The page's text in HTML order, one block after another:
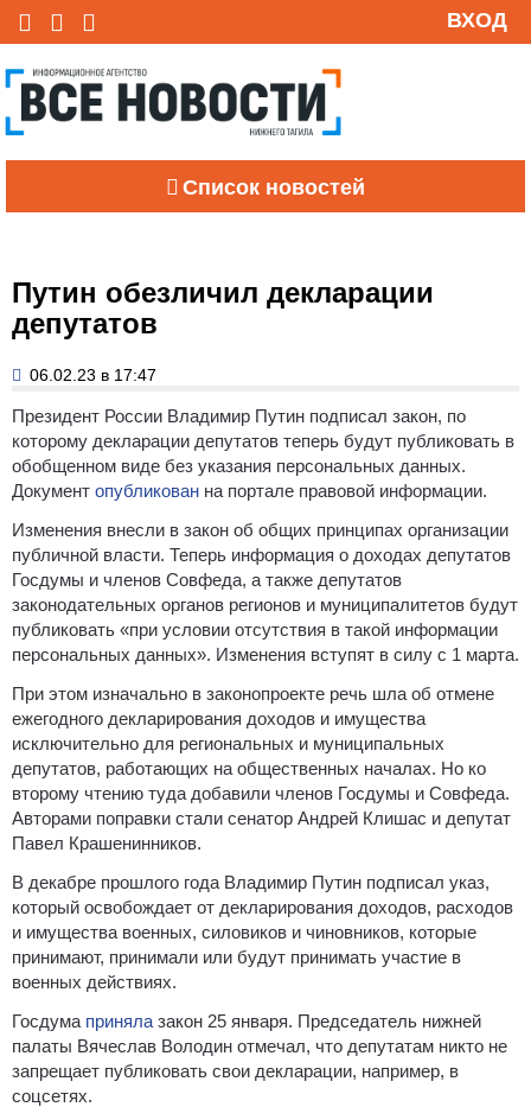
ВХОД
Список новостей
Путин обезличил декларации
депутатов
06.02.23 в 17:47
Президент России Владимир Путин подписал закон, по
которому декларации депутатов теперь будут публиковать в
обобщенном виде без указания персональных данных.
Документ опубликован на портале правовой информации.
Изменения внесли в закон об общих принципах организации
публичной власти. Теперь информация о доходах депутатов
Госдумы и членов Совфеда, а также депутатов
законодательных органов регионов и муниципалитетов будут
публиковать «при условии отсутствия в такой информации
персональных данных». Изменения вступят в силу с 1 марта.
При этом изначально в законопроекте речь шла об отмене
ежегодного декларирования доходов и имущества
исключительно для региональных и муниципальных
депутатов, работающих на общественных началах. Но ко
второму чтению туда добавили членов Госдумы и Совфеда.
Авторами поправки стали сенатор Андрей Клишас и депутат
Павел Крашенинников.
В декабре прошлого года Владимир Путин подписал указ,
который освобождает от декларирования доходов, расходов
и имущества военных, силовиков и чиновников, которые
принимают, принимали или будут принимать участие в
военных действиях.
Госдума приняла закон 25 января. Председатель нижней
палаты Вячеслав Володин отмечал, что депутатам никто не
запрещает публиковать свои декларации, например, в
соцсетях.